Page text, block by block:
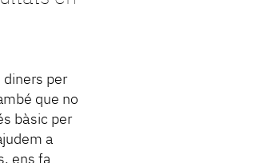
diners per
que no
bàsic per
a
ens fa